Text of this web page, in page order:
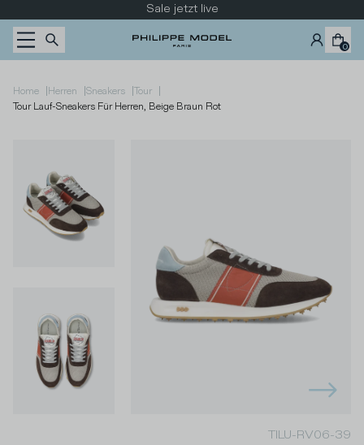
Sale jetzt live
0
Home |Herren |Sneakers |Tour |
Tour Lauf-Sneakers Für Herren, Beige Braun Rot
TILU-RV06-39